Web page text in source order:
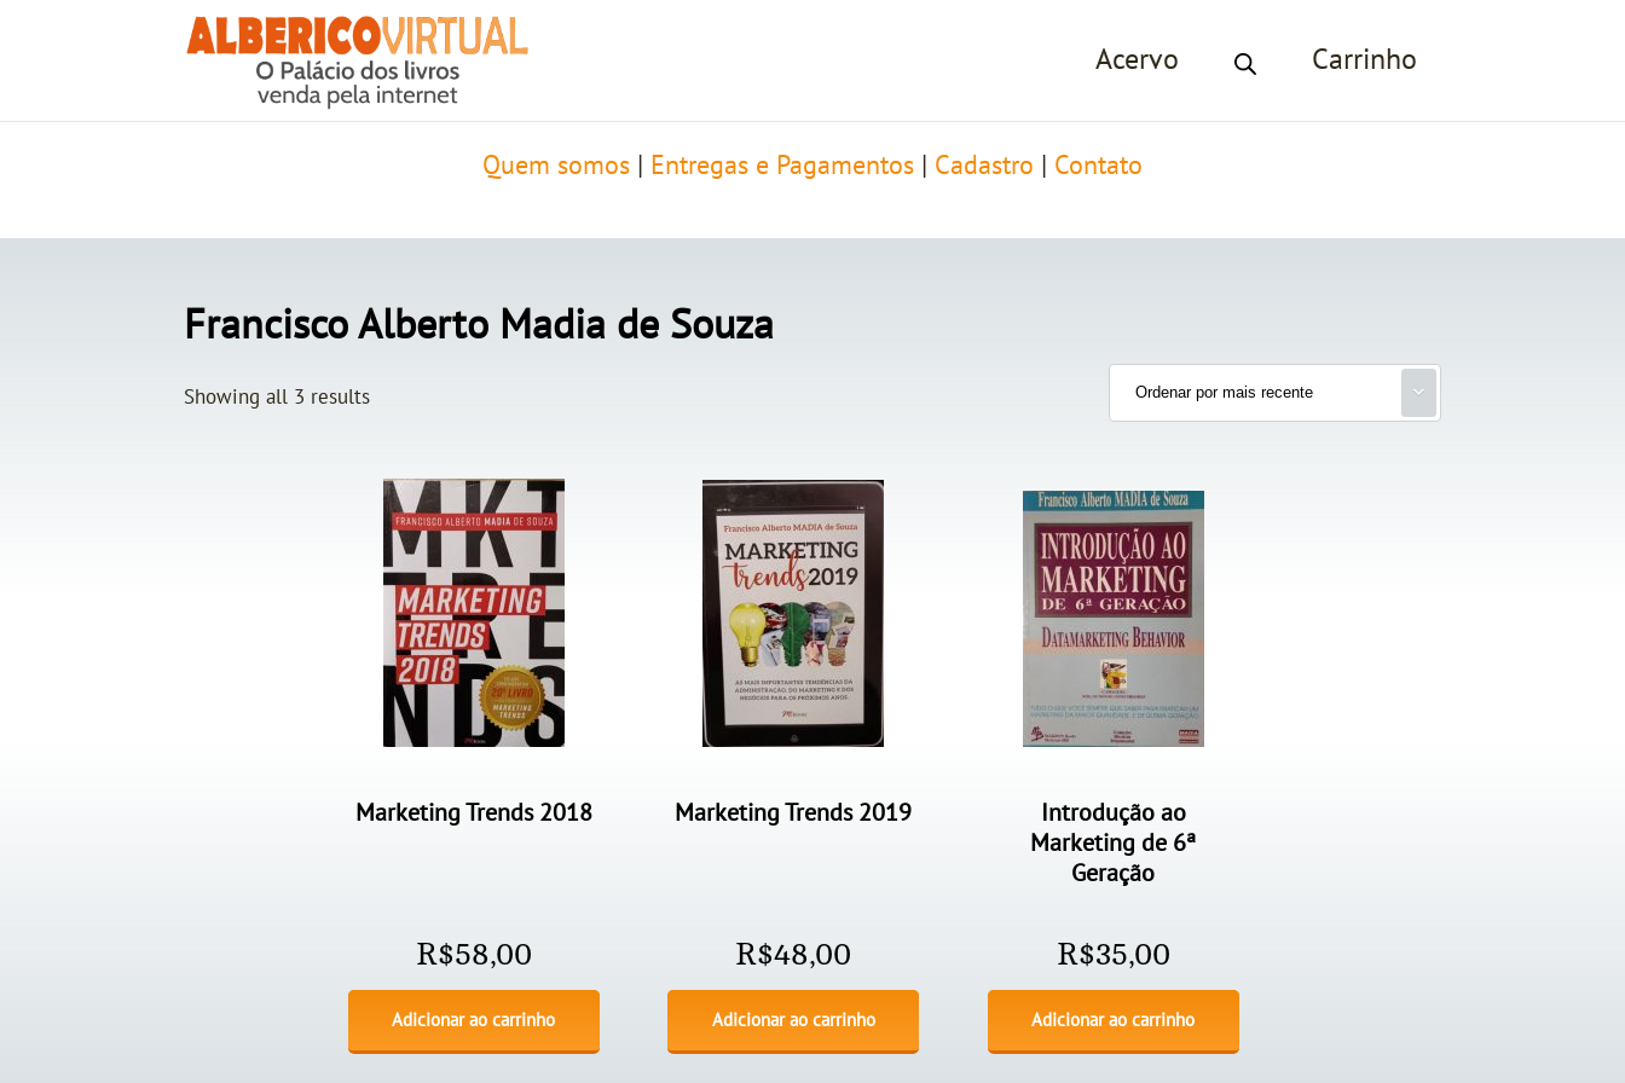
Acervo Carrinho
Quem somos Entregas e Pagamentos Cadastro Contato
Francisco Alberto Madia de Souza
Showing all 3 results
Marketing Trends 2018
R$58,00
Adicionar ao carrinho
Marketing Trends 2019
R$48,00
Adicionar ao carrinho
Introdução ao
Marketing de 6ª
Geração
R$35,00
Adicionar ao carrinho